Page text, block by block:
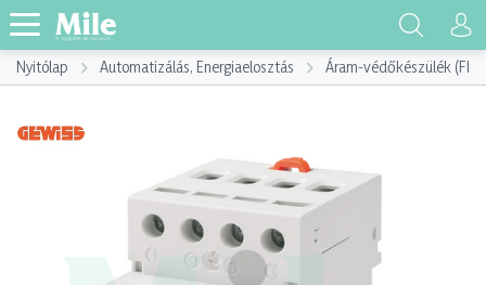
Nyitólap Automatizálás, Energiaelosztás Áram-védőkészülék (FI)